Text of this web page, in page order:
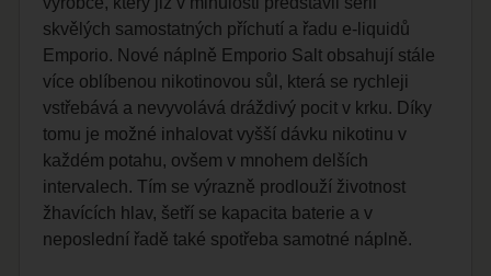
skvělých samostatných příchutí a řadu e-liquidů
Emporio. Nové náplně Emporio Salt obsahují stále
více oblíbenou nikotinovou sůl, která se rychleji
vstřebává a nevyvolává dráždivý pocit v krku. Díky
tomu je možné inhalovat vyšší dávku nikotinu v
každém potahu, ovšem v mnohem delších
intervalech. Tím se výrazně prodlouží životnost
žhavících hlav, šetří se kapacita baterie a v
neposlední řadě také spotřeba samotné náplně.